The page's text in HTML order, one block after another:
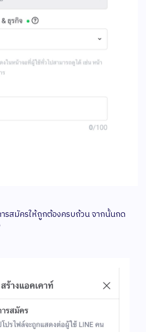
รสมัครให้ถูกต้องครบถ้วน จากนั้นกด